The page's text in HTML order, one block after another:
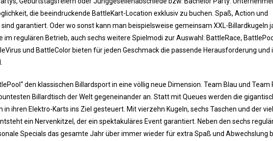
die beeindruckende BattleKart-Location exklusiv zu buchen. Spaß, Action und
garantiert. Oder wo sonst kann man beispielsweise gemeinsam XXL-Billardkugeln
im regulären Betrieb, auch sechs weitere Spielmodi zur Auswahl: BattleRace,
und BattleColor bieten für jeden Geschmack die passende Herausforderung und
den klassischen Billardsport in eine völlig neue Dimension. Team Blau und Team
Billardtisch der Welt gegeneinander an. Statt mit Queues werden die
in ihren Elektro-Karts ins Ziel gesteuert. Mit vierzehn Kugeln, sechs Taschen und der
ein Nervenkitzel, der ein spektakuläres Event garantiert. Neben den sechs
Specials das gesamte Jahr über immer wieder für extra Spaß und Abwechslung